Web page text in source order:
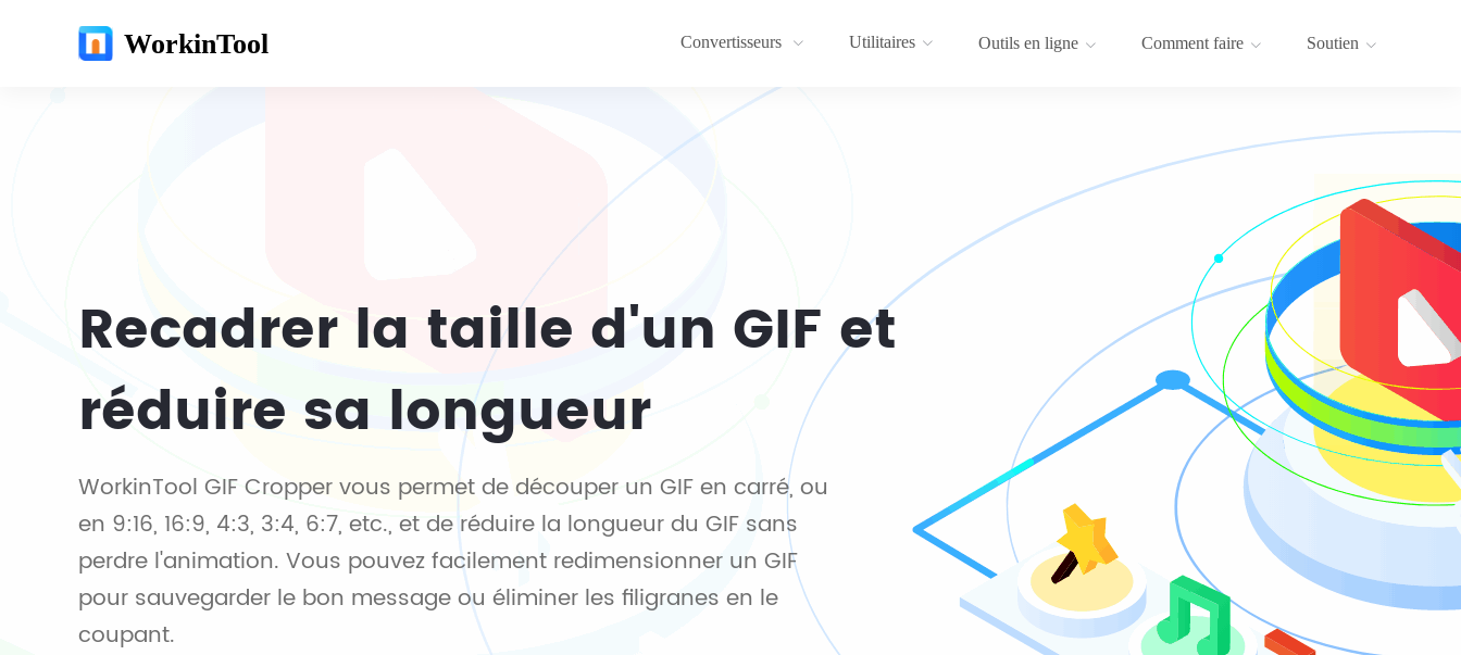
WorkinTool Convertisseurs Utilitaires Outils en ligne Comment faire Soutien
Recadrer la taille d'un GIF et
réduire sa longueur
WorkinTool GIF Cropper vous permet de découper un GIF en carré, ou
en 9:16, 16:9, 4:3, 3:4, 6:7, etc., et de réduire la longueur du GIF sans
perdre l'animation. Vous pouvez facilement redimensionner un GIF
pour sauvegarder le bon message ou éliminer les filigranes en le
coupant.